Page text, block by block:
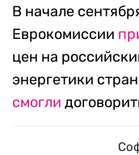
В начале
Еврокомиссии
цен на
энергетики
смогли